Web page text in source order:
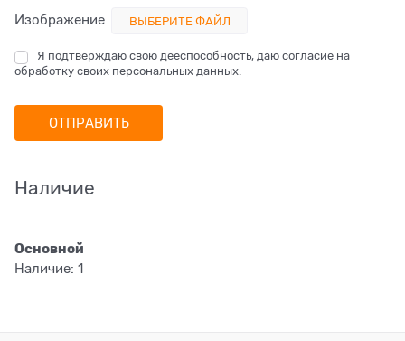
Изображение ВЫБЕРИТЕ ФАЙЛ
Я подтверждаю свою дееспособность, даю согласие на
обработку своих персональных данных.
Наличие
Основной
Наличие: 1